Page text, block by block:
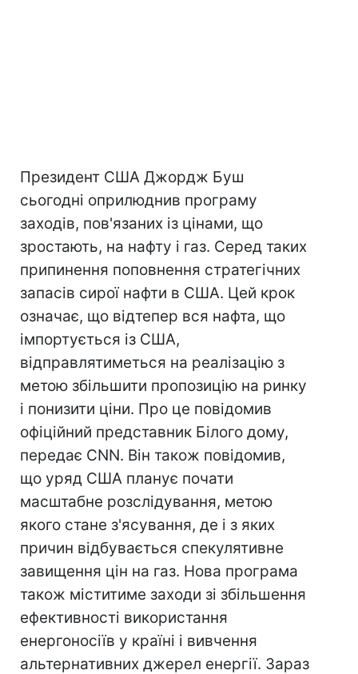
Президент США Джордж Буш
сьогодні оприлюднив програму
заходів, пов'язаних із цінами, що
зростають, на нафту і газ. Серед таких
припинення поповнення стратегічних
запасів сирої нафти в США. Цей крок
означає, що відтепер вся нафта, що
імпортується із США,
відправлятиметься на реалізацію з
метою збільшити пропозицію на ринку
і понизити ціни. Про це повідомив
офіційний представник Білого дому,
передає CNN. Він також повідомив,
що уряд США планує почати
масштабне розслідування, метою
якого стане з'ясування, де і з яких
причин відбувається спекулятивне
завищення цін на газ. Нова програма
також міститиме заходи зі збільшення
ефективності використання
енергоносіїв у країні і вивчення
альтернативних джерел енергії. Зараз